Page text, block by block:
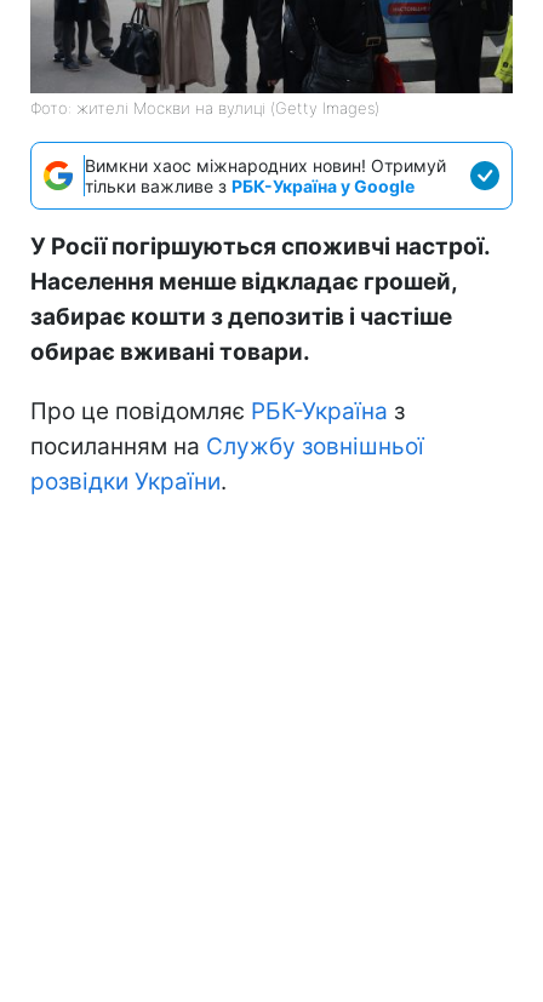
Фото: жителі Москви на вулиці (Getty Images)
Вимкни хаос міжнародних новин! Отримуй
тільки важливе з РБК-Україна у Google
У Росії погіршуються споживчі настрої.
Населення менше відкладає грошей,
забирає кошти з депозитів і частіше
обирає вживані товари.
Про це повідомляє РБК-Україна з
посиланням на Службу зовнішньої
розвідки України.